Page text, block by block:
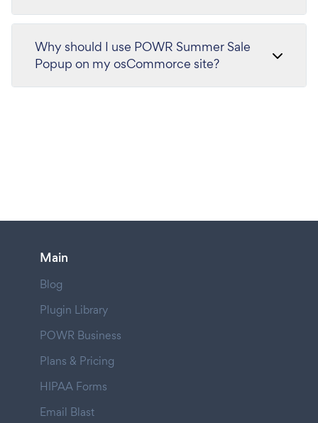
Why should I use POWR Summer Sale
Popup on my osCommorce site?
Main
Blog
Plugin Library
POWR Business
Plans & Pricing
HIPAA Forms
Email Blast